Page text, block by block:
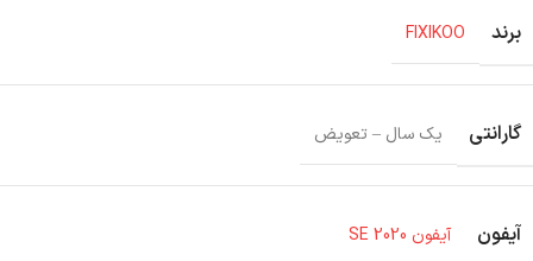
برند FIXIKOO
گارانتی یک سال – تعویض
آیفون آیفون SE 2020